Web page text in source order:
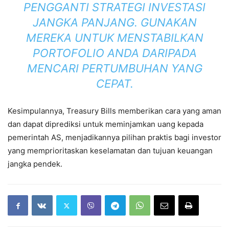
PENGGANTI STRATEGI INVESTASI
JANGKA PANJANG. GUNAKAN
MEREKA UNTUK MENSTABILKAN
PORTOFOLIO ANDA DARIPADA
MENCARI PERTUMBUHAN YANG
CEPAT.
Kesimpulannya, Treasury Bills memberikan cara yang aman
dan dapat diprediksi untuk meminjamkan uang kepada
pemerintah AS, menjadikannya pilihan praktis bagi investor
yang memprioritaskan keselamatan dan tujuan keuangan
jangka pendek.